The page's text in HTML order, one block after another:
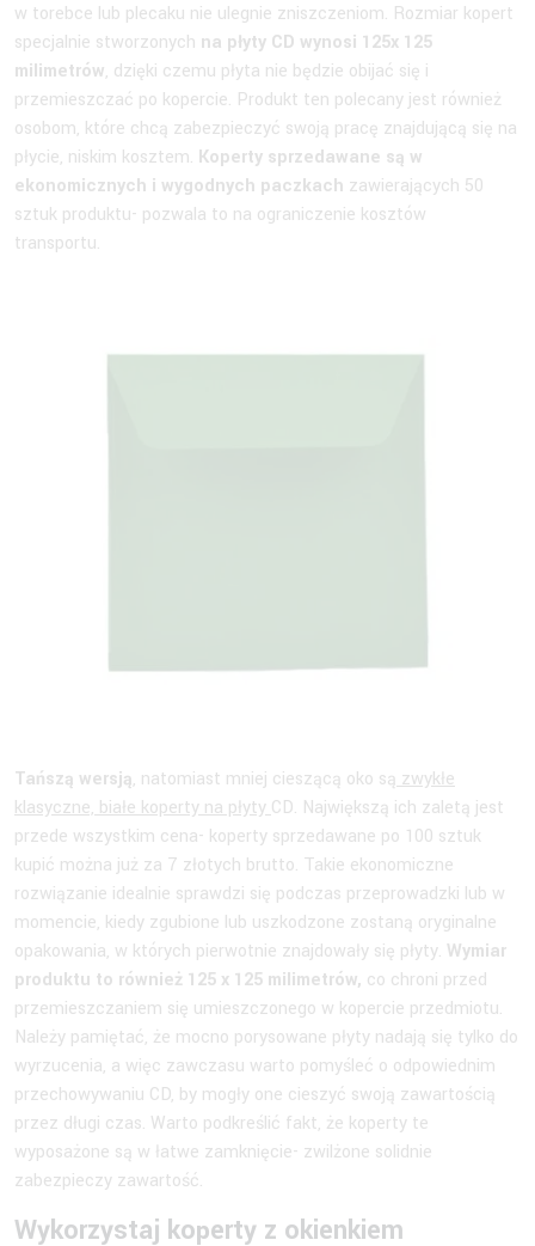
w torebce lub plecaku nie ulegnie zniszczeniom. Rozmiar kopert
specjalnie stworzonych na płyty CD wynosi 125x 125
milimetrów, dzięki czemu płyta nie będzie obijać się i
przemieszczać po kopercie. Produkt ten polecany jest również
osobom, które chcą zabezpieczyć swoją pracę znajdującą się na
płycie, niskim kosztem. Koperty sprzedawane są w
ekonomicznych i wygodnych paczkach zawierających 50
sztuk produktu- pozwala to na ograniczenie kosztów
transportu.
Tańszą wersją, natomiast mniej cieszącą oko są zwykłe
klasyczne, białe koperty na płyty CD. Największą ich zaletą jest
przede wszystkim cena- koperty sprzedawane po 100 sztuk
kupić można już za 7 złotych brutto. Takie ekonomiczne
rozwiązanie idealnie sprawdzi się podczas przeprowadzki lub w
momencie, kiedy zgubione lub uszkodzone zostaną oryginalne
opakowania, w których pierwotnie znajdowały się płyty. Wymiar
produktu to również 125 x 125 milimetrów, co chroni przed
przemieszczaniem się umieszczonego w kopercie przedmiotu.
Należy pamiętać, że mocno porysowane płyty nadają się tylko do
wyrzucenia, a więc zawczasu warto pomyśleć o odpowiednim
przechowywaniu CD, by mogły one cieszyć swoją zawartością
przez długi czas. Warto podkreślić fakt, że koperty te
wyposażone są w łatwe zamknięcie- zwilżone solidnie
zabezpieczy zawartość.
Wykorzystaj koperty z okienkiem